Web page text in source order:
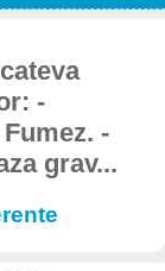
-
-
grav...